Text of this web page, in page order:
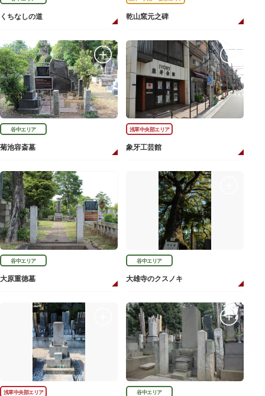
くちなしの道 乾山窯元之碑
谷中エリア
菊池容斎墓
浅草中央部エリア
象牙工芸館
谷中エリア
大原重徳墓
谷中エリア
大雄寺のクスノキ
浅草中央部エリア 谷中エリア